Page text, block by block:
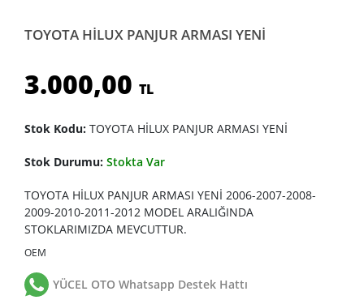
TOYOTA HİLUX PANJUR ARMASI YENİ
3.000,00 TL
Stok Kodu: TOYOTA HİLUX PANJUR ARMASI YENİ
Stok Durumu: Stokta Var
TOYOTA HİLUX PANJUR ARMASI YENİ 2006-2007-2008-
2009-2010-2011-2012 MODEL ARALIĞINDA
STOKLARIMIZDA MEVCUTTUR.
OEM
YÜCEL OTO Whatsapp Destek Hattı